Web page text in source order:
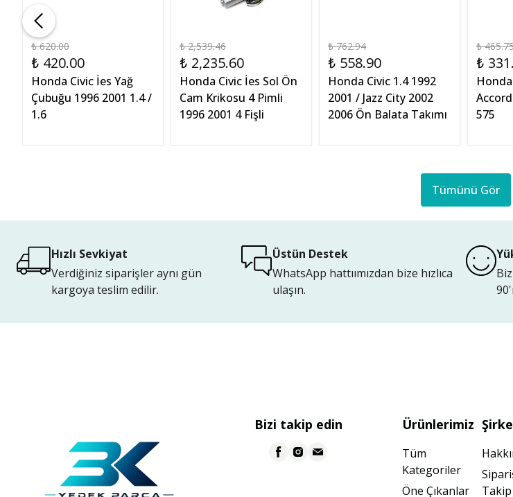
₺ 620.00
₺ 420.00
Honda Civic İes Yağ
Çubuğu 1996 2001 1.4 /
1.6
₺ 2,539.46
₺ 2,235.60
Honda Civic İes Sol Ön
Cam Krikosu 4 Pimli
1996 2001 4 Fişli
₺ 762.94
₺ 558.90
Honda Civic 1.4 1992
2001 / Jazz City 2002
2006 Ön Balata Takımı
₺
₺
575
Tümünü Gör
Hızlı Sevkiyat
Verdiğiniz siparişler aynı gün
kargoya teslim edilir.
Üstün Destek
WhatsApp hattıımızdan bize hızlıca
ulaşın.
Bizi takip edin Ürünlerimiz
Tüm
Kategoriler
Öne Çıkanlar